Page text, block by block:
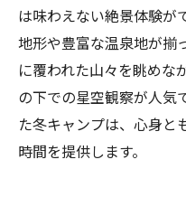
は味わえない絶景体験が
地形や豊富な温泉地が揃
に覆われた山々を眺めな
の下での星空観察が人気
た冬キャンプは、心身と
時間を提供します。